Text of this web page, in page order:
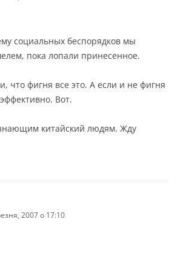
социальных беспорядков мы
пока лопали принесенное.
что фигня все это. А если и не фигня
Вот.
китайский людям. Жду
2007 о 17:10